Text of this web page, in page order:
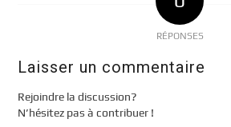
RÉPONSES
Laisser un commentaire
Rejoindre la discussion?
N’hésitez pas à contribuer !